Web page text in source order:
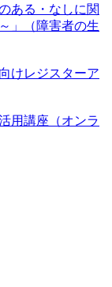
ある・なしに関
」（障害者の生
けレジスターア
用講座（オンラ